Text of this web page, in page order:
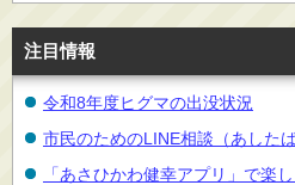
注目情報
令和8年度ヒグマの出没状況
市民のためのLINE相談（あしたば
「あさひかわ健幸アプリ」で楽